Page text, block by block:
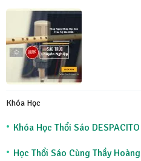
Khóa Học
Khóa Học Thổi Sáo DESPACITO
Học Thổi Sáo Cùng Thầy